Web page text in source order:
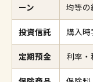
ーン
均等
投資信託 購入
定期預金 利率